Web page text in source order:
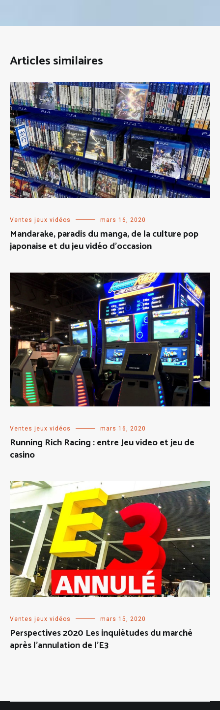
Articles similaires
Ventes jeux vidéos mars 16, 2020
Mandarake, paradis du manga, de la culture pop
japonaise et du jeu vidéo d’occasion
Ventes jeux vidéos mars 16, 2020
Running Rich Racing : entre Jeu video et jeu de
casino
Ventes jeux vidéos mars 15, 2020
Perspectives 2020 Les inquiétudes du marché
après l’annulation de l’E3